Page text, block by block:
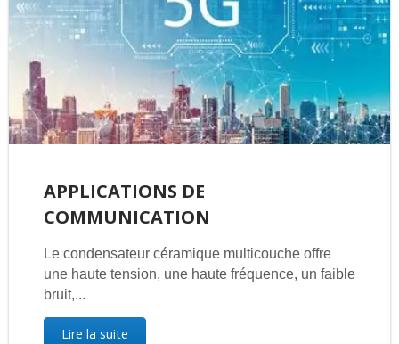
APPLICATIONS DE
COMMUNICATION
Le condensateur céramique multicouche offre
une haute tension, une haute fréquence, un faible
bruit,...
Lire la suite